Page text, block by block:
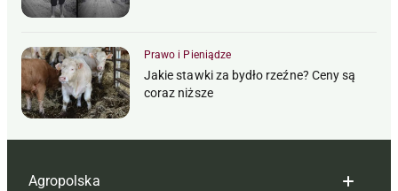
Prawo i Pieniądze
Jakie stawki za bydło rzeźne? Ceny są
coraz niższe
Agropolska